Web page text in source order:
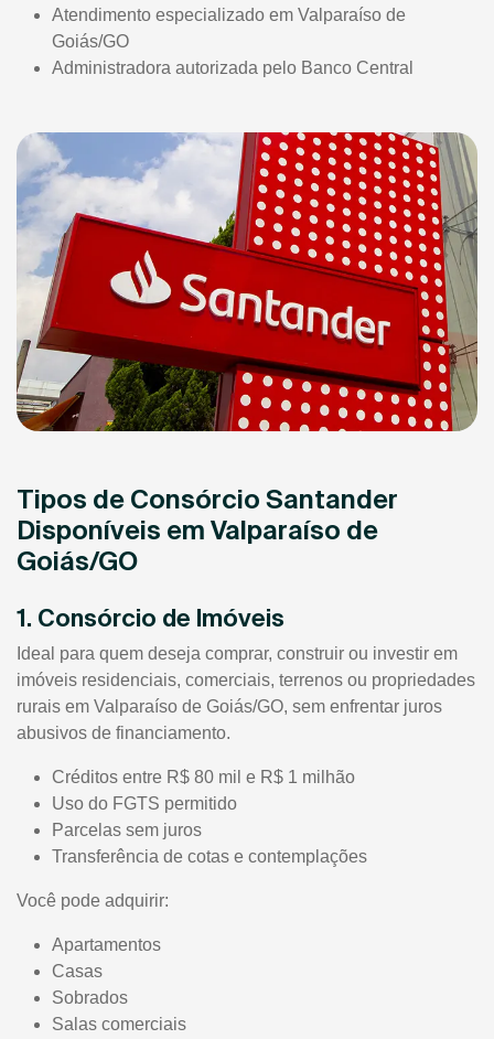
Atendimento especializado em Valparaíso de
Goiás/GO
Administradora autorizada pelo Banco Central
Tipos de Consórcio Santander
Disponíveis em Valparaíso de
Goiás/GO
1. Consórcio de Imóveis
Ideal para quem deseja comprar, construir ou investir em
imóveis residenciais, comerciais, terrenos ou propriedades
rurais em Valparaíso de Goiás/GO, sem enfrentar juros
abusivos de financiamento.
Créditos entre R$ 80 mil e R$ 1 milhão
Uso do FGTS permitido
Parcelas sem juros
Transferência de cotas e contemplações
Você pode adquirir:
Apartamentos
Casas
Sobrados
Salas comerciais